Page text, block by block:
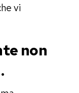
vi
non